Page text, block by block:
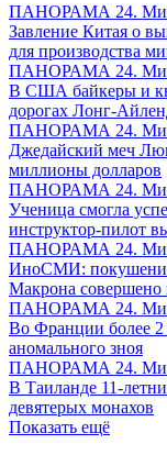
ПАНОРАМА 24.
Завление Китая о
для производства
ПАНОРАМА 24.
В США байкеры и
дорогах Лонг-
ПАНОРАМА 24.
Джедайский меч
миллионы долларов
ПАНОРАМА 24.
Ученица смогла
инструктор-пилот
ПАНОРАМА 24.
ИноСМИ:
Макрона
ПАНОРАМА 24.
Во Франции более 2
аномального зноя
ПАНОРАМА 24.
В Таиланде 11-
девятерых монахов
Показать ещё